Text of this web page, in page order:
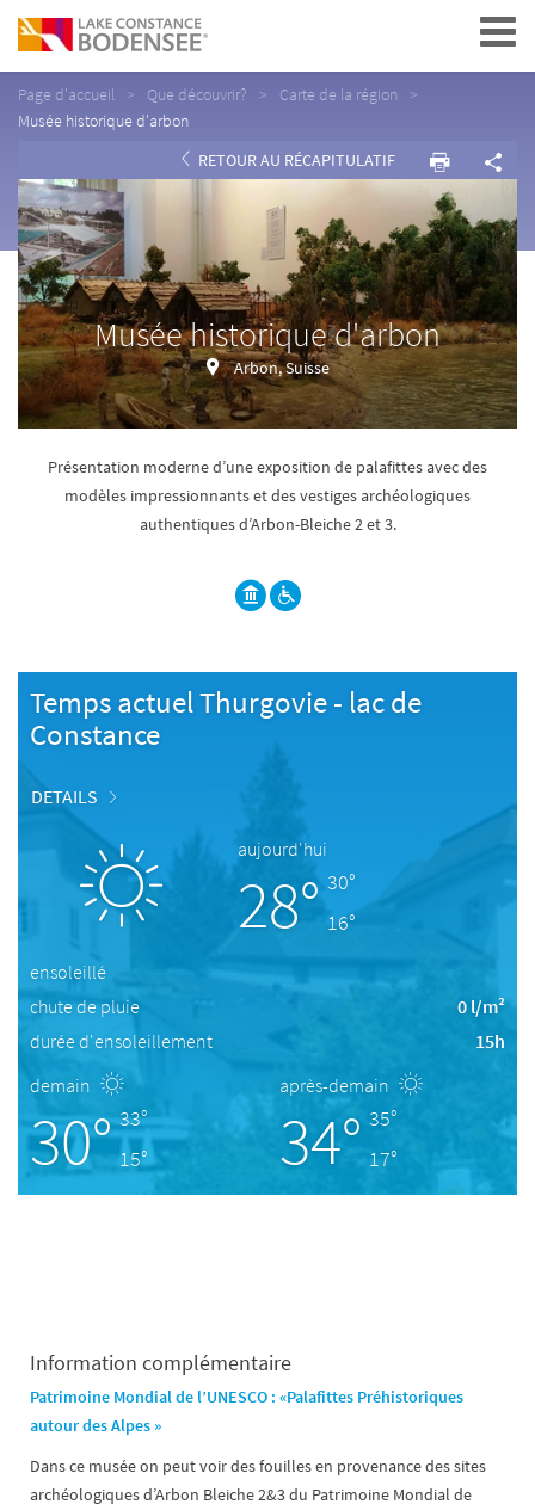
Navigation
Page d'accueil Que découvrir?
Carte de la région
Musée historique d'arbon
RETOUR AU RÉCAPITULATIF
Musée historique d'arbon
Arbon, Suisse
Présentation moderne d’une exposition de palafittes avec des
modèles impressionnants et des vestiges archéologiques
authentiques d’Arbon-Bleiche 2 et 3.
Temps actuel Thurgovie - lac de
Constance
DETAILS
aujourd'hui
28° 30°
16°
ensoleillé
chute de pluie
0 l/m²
durée d'ensoleillement
15h
demain
30° 33°
15°
après-demain
34° 35°
17°
Information complémentaire
Patrimoine Mondial de l’UNESCO : «Palafittes Préhistoriques
autour des Alpes »
Dans ce musée on peut voir des fouilles en provenance des sites
archéologiques d’Arbon Bleiche 2&3 du Patrimoine Mondial de